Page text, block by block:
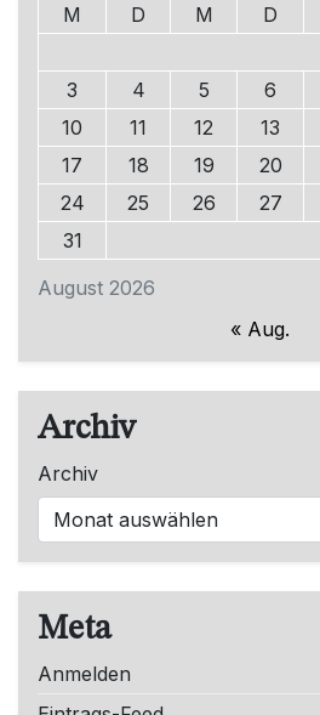
August 2026
M D M D
3
4 5 6
10
11 12 13
17
18 19 20
24
25 26 27
31
« Aug.
Archiv
Archiv
Meta
Anmelden